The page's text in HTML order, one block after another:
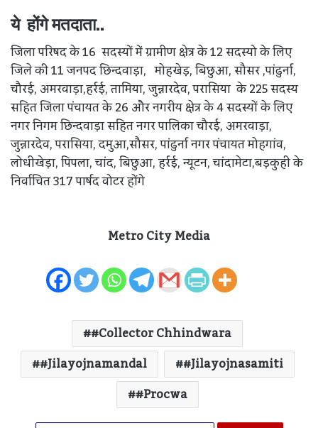
ये होंगे मतदाता..
जिला परिषद के 16 सदस्यों में ग्रामीण क्षेत्र के 12 सदस्यो के लिए
जिले की 11 जनपद छिन्दवाड़ा, मोहखेड़, बिछुआ, सौसर ,पांढुर्ना,
चौरई, अमरवाड़ा,हर्रई, तामिया, जुन्नारदेव, परासिया के 225 सदस्य
सहित जिला पंचायत के 26 और नगरीय क्षेत्र के 4 सदस्यों के लिए
नगर निगम छिन्दवाड़ा सहित नगर पालिका चौरई, अमरवाड़ा,
जुन्नारदेव, परासिया, दमुआ,सौसर, पांढुर्ना नगर पंचायत मोहगांव,
लोधीखेड़ा, पिपला, चांद, बिछुआ, हर्रई, न्यूटन, चांदामेटा,बड़कुही के
निर्वाचित 317 पार्षद वोटर होंगे
Metro City Media
#collector Chhindwara
#jilayojnamandal
#jilayojnasamiti
#procwa